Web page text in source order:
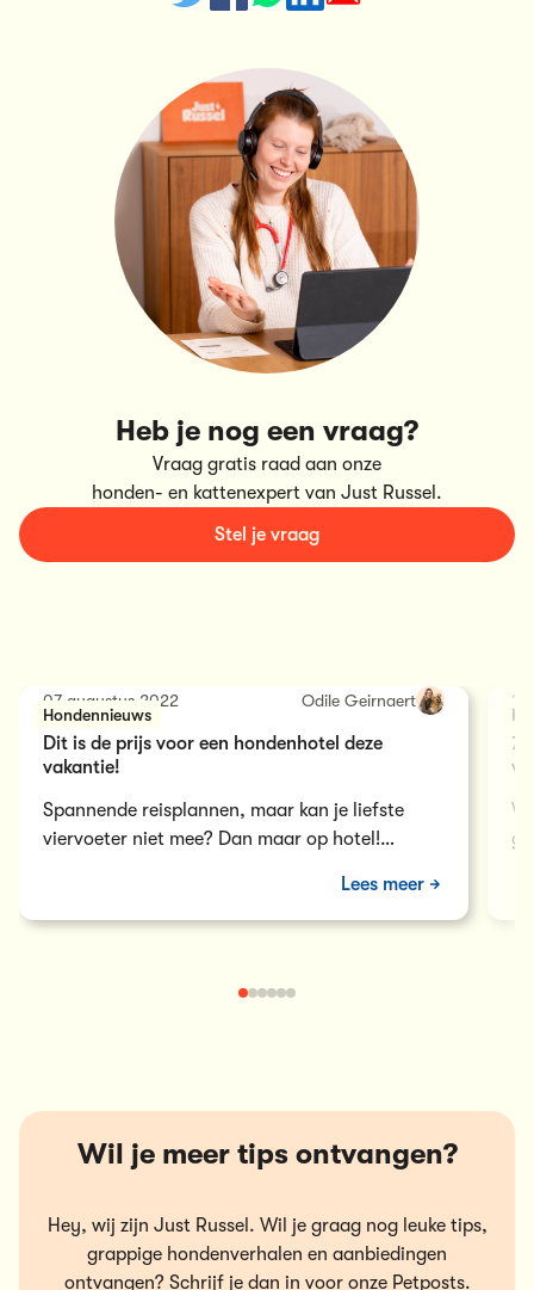
Heb je nog een vraag?
Vraag gratis raad aan onze
honden- en kattenexpert van Just Russel.
Stel je vraag
Hondennieuws
07 augustus 2022 Odile Geirnaert
Dit is de prijs voor een hondenhotel deze
vakantie!
Spannende reisplannen, maar kan je liefste
viervoeter niet mee? Dan maar op hotel!
Lees meer
7
Wil je meer tips ontvangen?
Hey, wij zijn Just Russel. Wil je graag nog leuke tips,
grappige hondenverhalen en aanbiedingen
ontvangen? Schrijf je dan in voor onze Petposts.